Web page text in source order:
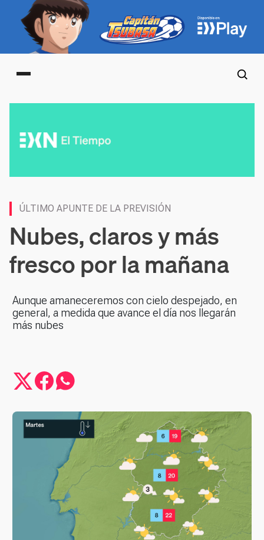
Main menu
ÚLTIMO APUNTE DE LA PREVISIÓN
Nubes, claros y más
fresco por la mañana
Aunque amaneceremos con cielo despejado, en
general, a medida que avance el día nos llegarán
más nubes